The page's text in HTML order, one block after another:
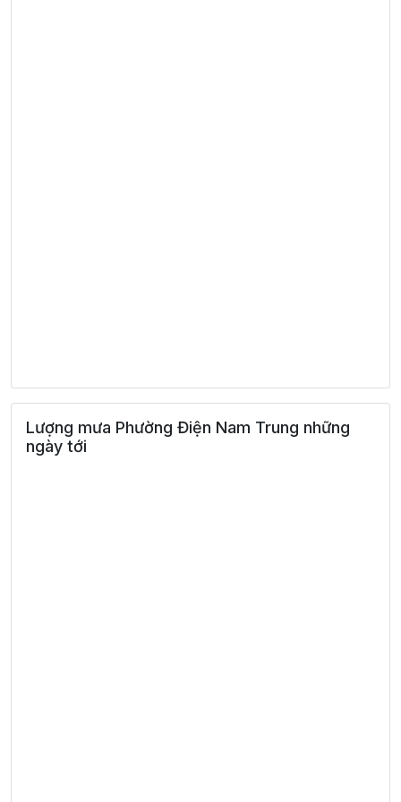
Lượng mưa Phường Điện Nam Trung những
ngày tới